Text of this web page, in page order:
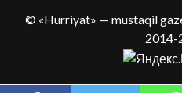
© «Hurriyat» — mustaqil
2014-